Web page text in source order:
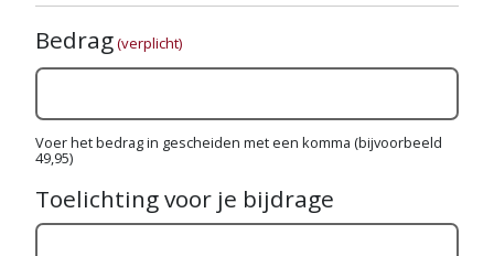
Bedrag(verplicht)
Voer het bedrag in gescheiden met een komma (bijvoorbeeld
49,95)
Toelichting voor je bijdrage